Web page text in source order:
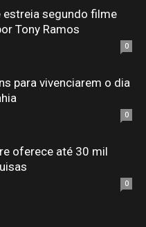
estreia segundo filme
Tony Ramos
0
para vivenciarem o dia
0
oferece até 30 mil
0